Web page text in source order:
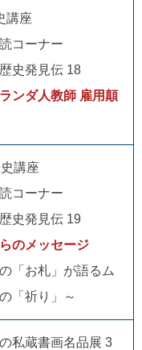
講座
コーナー
史発見伝 18
ンダ人教師 雇用顛
講座
コーナー
史発見伝 19
のメッセージ
「お札」が語るム
「祈り」～
私蔵書画名品展 3